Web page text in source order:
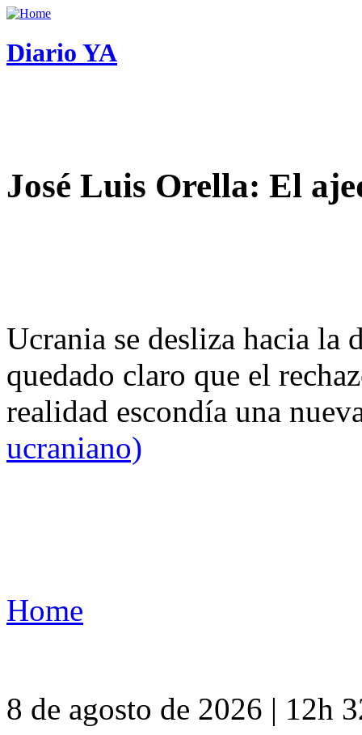
Diario YA
José Luis Orella: El
Ucrania se desliza hacia
quedado claro que el
realidad escondía una
ucraniano)
Home
8 de agosto de 2026 | 12h